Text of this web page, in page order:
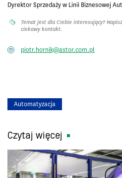
Dyrektor Sprzedaży w Linii Biznesowej
Temat jest dla Ciebie interesujący?
ciekawy kontakt.
piotr.hornik@astor.com.pl
Automatyzacja
Czytaj więcej